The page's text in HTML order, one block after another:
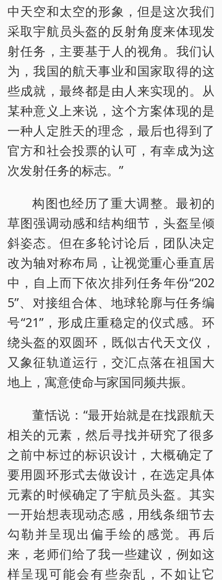
中天空和太空的形象，但是这次我们
采取宇航员头盔的反射角度来体现发
射任务，主要基于人的视角。我们认
为，我国的航天事业和国家取得的这
些成就，最终都是由人来实现的。从
某种意义上来说，这个方案体现的是
一种人定胜天的理念，最后也得到了
官方和社会投票的认可，有幸成为这
次发射任务的标志。”
构图也经历了重大调整。最初的
草图强调动感和结构细节，头盔呈倾
斜姿态。但在多轮讨论后，团队决定
改为轴对称布局，让视觉重心垂直居
中，自上而下依次排列任务年份“202
5”、对接组合体、地球轮廓与任务编
号“21”，形成庄重稳定的仪式感。环
绕头盔的双圆环，既似古代天文仪，
又象征轨道运行，交汇点落在祖国大
地上，寓意使命与家国同频共振。
董恬说：“最开始就是在找跟航天
相关的元素，然后寻找并研究了很多
之前中标过的标识设计，大概确定了
要用圆环形式去做设计，在选定具体
元素的时候确定了宇航员头盔。其实
一开始想表现动态感，用线条细节去
勾勒并呈现出偏手绘的感觉。再后
来，老师们给了我一些建议，例如这
样呈现可能会有些杂乱，不如让它